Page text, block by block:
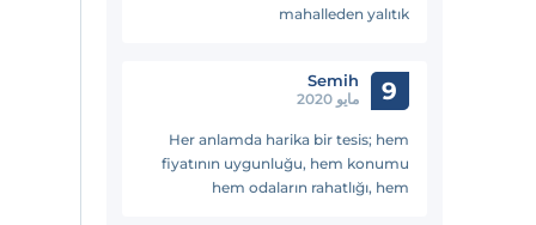
mahalleden yalıtık
9
Semih
مايو 2020
Her anlamda harika bir tesis; hem
fiyatının uygunluğu, hem konumu
hem odaların rahatlığı, hem